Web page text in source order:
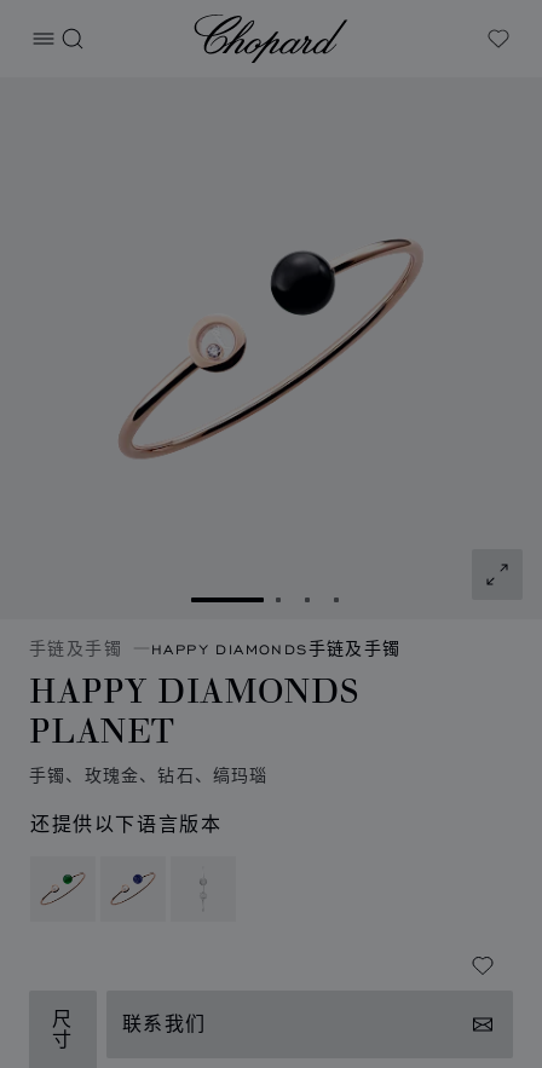
打开菜单
搜索
Chopard
My
转到幻灯片 1转到幻灯片 2
转到幻灯片 3
转到幻灯片 4
手链及手镯 HAPPY DIAMONDS手链及手镯
HAPPY DIAMONDS
PLANET
手镯、玫瑰金、钻石、缟玛瑙
还提供以下语言版本
尺
寸
联系我们